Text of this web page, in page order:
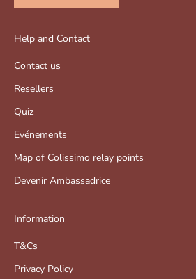
Help and Contact
Contact us
Resellers
Quiz
Evénements
Map of Colissimo relay points
Devenir Ambassadrice
Information
T&Cs
Privacy Policy